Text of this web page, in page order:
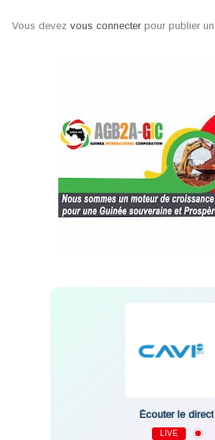
Vous devez vous connecter pour publier
Écouter le direct
LIVE